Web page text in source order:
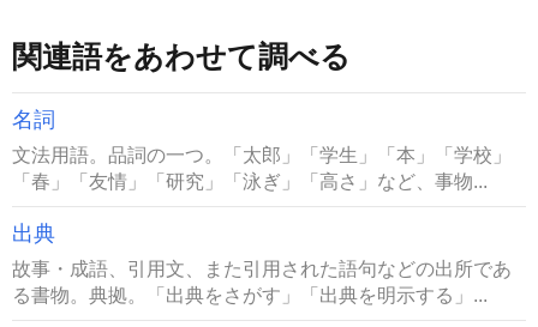
関連語をあわせて調べる
名詞
文法用語。品詞の一つ。「太郎」「学生」「本」「学校」
「春」「友情」「研究」「泳ぎ」「高さ」など、事物...
出典
故事・成語、引用文、また引用された語句などの出所であ
る書物。典拠。「出典をさがす」「出典を明示する」...